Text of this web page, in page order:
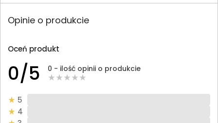
Opinie o produkcie
Oceń produkt
0/5 0 - ilość opinii o produkcie
5
4